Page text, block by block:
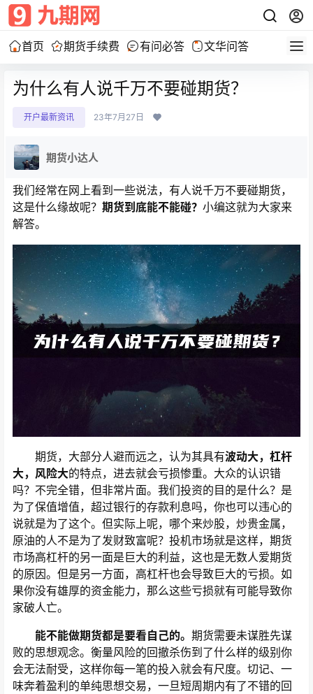
首页 期货手续费 有问必答 文华问答
为什么有人说千万不要碰期货？
开户最新资讯 23年7月27日
期货小达人
我们经常在网上看到一些说法，有人说千万不要碰期货，
这是什么缘故呢？ 期货到底能不能碰？ 小编这就为大家来
解答。
期货，大部分人避而远之，认为其具有波动大，杠杆
大，风险大的特点，进去就会亏损惨重。大众的认识错
吗？不完全错，但非常片面。我们投资的目的是什么？是
为了保值增值，超过银行的存款利息吗，你也可以违心的
说就是为了这个。但实际上呢，哪个来炒股，炒贵金属，
原油的人不是为了发财致富呢？投机市场就是这样，期货
市场高杠杆的另一面是巨大的利益，这也是无数人爱期货
的原因。但是另一方面，高杠杆也会导致巨大的亏损。如
果你没有雄厚的资金能力，那么这些亏损就有可能导致你
家破人亡。
能不能做期货都是要看自己的。 期货需要未谋胜先谋
败的思想观念。衡量风险的回撤杀伤到了什么样的级别你
会无法耐受，这样你每一笔的投入就会有尺度。切记、一
味奔着盈利的单纯思想交易，一旦短周期内有了不错的回